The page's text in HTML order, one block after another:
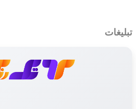
تبلیغات